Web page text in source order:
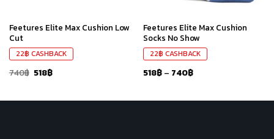
Feetures Elite Max Cushion Low
Cut
22฿ CASHBACK
740฿ 518฿
Feetures Elite Max Cushion
Socks No Show
22฿ CASHBACK
518฿– 740฿